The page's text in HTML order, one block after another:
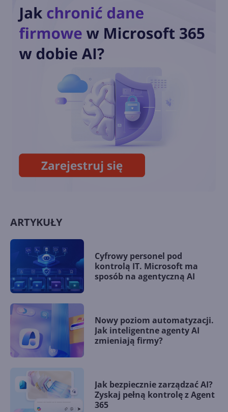
Microsoft Authenticator
Setki Milionów Ataków
wysiłki na rzecz
cyberbezpieczeństwa:
Microsoft rozszerza
dostępność ważnej
aktualizacji Microsoft
Defender. VPN w pakiecie!
ARTYKUŁY
Cyfrowy personel pod
kontrolą IT. Microsoft ma
sposób na agentyczną AI
Nowy poziom automatyzacji.
Jak inteligentne agenty AI
zmieniają firmy?
Jak bezpiecznie zarządzać AI?
Zyskaj pełną kontrolę z Agent
365